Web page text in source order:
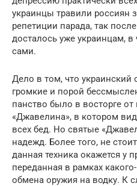
украинцы травили россиян
репетиции парада, так
досталось уже украинцам,
сами.
Дело в том, что украинский
громкие и порой
панство было в восторге от
«Джавелина», в котором
всех бед. Но святые
надежд. Более того, не
данная техника окажется у
переданная в рамках
обмена оружия на водку. К